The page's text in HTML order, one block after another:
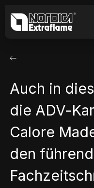
Auch in
die ADV-
Calore
den